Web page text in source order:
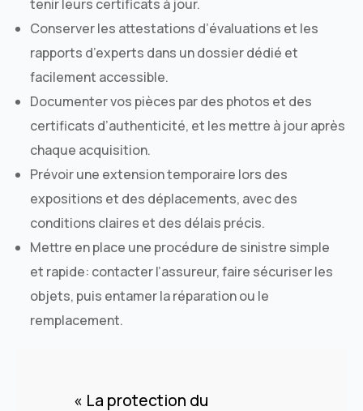
tenir leurs certificats à jour.
Conserver les attestations d’évaluations et les
rapports d’experts dans un dossier dédié et
facilement accessible.
Documenter vos pièces par des photos et des
certificats d’authenticité, et les mettre à jour après
chaque acquisition.
Prévoir une extension temporaire lors des
expositions et des déplacements, avec des
conditions claires et des délais précis.
Mettre en place une procédure de sinistre simple
et rapide: contacter l’assureur, faire sécuriser les
objets, puis entamer la réparation ou le
remplacement.
« La protection du